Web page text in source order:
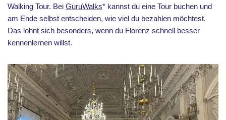
Walking Tour. Bei GuruWalks* kannst du eine Tour buchen und
am Ende selbst entscheiden, wie viel du bezahlen möchtest.
Das lohnt sich besonders, wenn du Florenz schnell besser
kennenlernen willst.